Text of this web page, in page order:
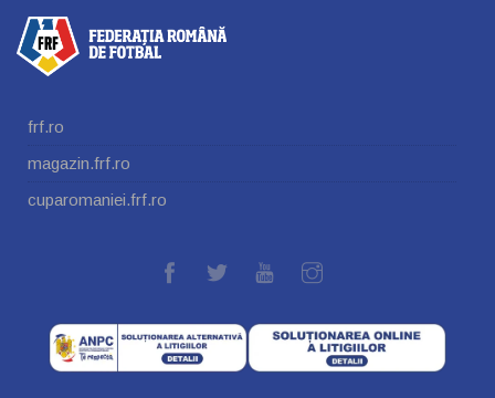
frf.ro
magazin.frf.ro
cuparomaniei.frf.ro